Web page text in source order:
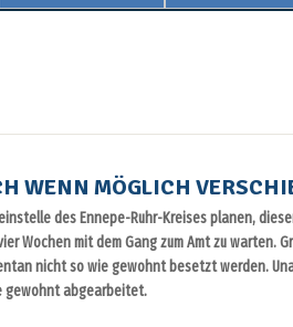
WENN MÖGLICH
des Ennepe-Ruhr-Kreises planen,
Wochen mit dem Gang zum Amt zu warten.
nicht so wie gewohnt besetzt werden.
gewohnt abgearbeitet.